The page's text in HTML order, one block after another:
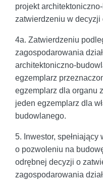
projekt
zatwierdzeniu w
4a. Zatwierdzeniu
zagospodarowania
architektoniczno-
egzemplarz
egzemplarz dla organu
jeden egzemplarz dla
budowlanego.
5. Inwestor,
o pozwoleniu na
odrębnej decyzji o
zagospodarowania